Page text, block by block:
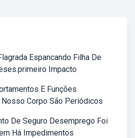
Espancando Filha De
Impacto
E Funções
Corpo São Periódicos
De Seguro Desemprego Foi
Há Impedimentos